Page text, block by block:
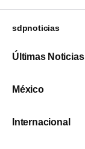
sdpnoticias
Últimas Noticias
México
Internacional